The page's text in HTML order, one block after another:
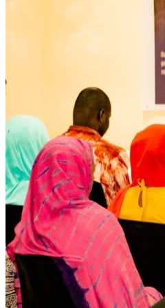
Développent
Ateliers communautaires
Lire la suite